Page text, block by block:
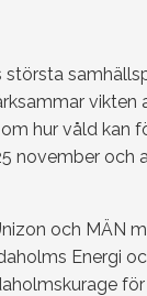
hur våld kan
november och
och MÄN
Energi